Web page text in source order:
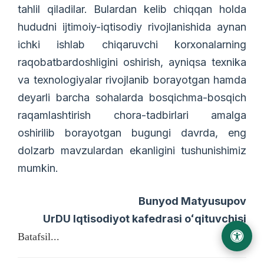
tahlil qiladilar. Bulardan kelib chiqqan holda
hududni ijtimoiy-iqtisodiy rivojlanishida aynan
ichki ishlab chiqaruvchi korxonalarning
raqobatbardoshligini oshirish, ayniqsa texnika
va texnologiyalar rivojlanib borayotgan hamda
deyarli barcha sohalarda bosqichma-bosqich
raqamlashtirish chora-tadbirlari amalga
oshirilib borayotgan bugungi davrda, eng
dolzarb mavzulardan ekanligini tushunishimiz
mumkin.
Bunyod Matyusupov
UrDU Iqtisodiyot kafedrasi oʻqituvchisi
Batafsil...